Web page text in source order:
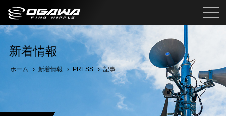
新着情報
ホーム 新着情報 PRESS 記事